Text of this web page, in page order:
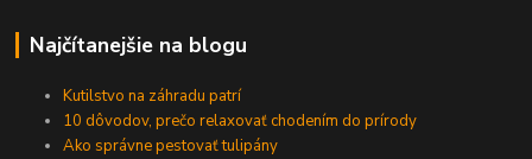
Najčítanejšie na blogu
Kutilstvo na záhradu patrí
10 dôvodov, prečo relaxovať chodením do prírody
Ako správne pestovať tulipány